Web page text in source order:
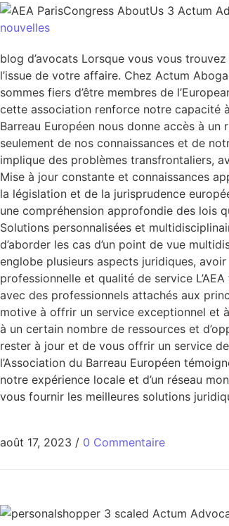
nouvelles
blog d’avocats Lorsque vous vous
l’issue de votre affaire. Chez Actum
sommes fiers d’être membres de
cette association renforce notre capacité
Barreau Européen nous donne accès à
seulement de nos connaissances et de
implique des problèmes transfrontaliers,
Mise à jour constante et connaissances
la législation et de la jurisprudence
une compréhension approfondie des lois
Solutions personnalisées et
d’aborder les cas d’un point de vue
englobe plusieurs aspects juridiques,
professionnelle et qualité de service
avec des professionnels attachés aux
motive à offrir un service exceptionnel et
à un certain nombre de ressources et
rester à jour et de vous offrir un service
l’Association du Barreau Européen
notre expérience locale et d’un réseau
vous fournir les meilleures solutions
août 17, 2023 / 0 Commentaire